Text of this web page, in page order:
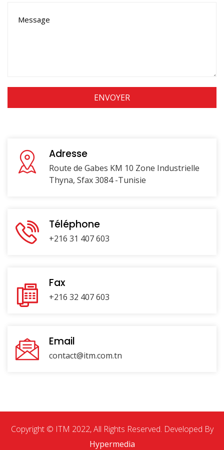
Adresse
Route de Gabes KM 10 Zone Industrielle
Thyna, Sfax 3084 -Tunisie
Téléphone
+216 31 407 603
Fax
+216 32 407 603
Email
contact@itm.com.tn
Copyright © ITM 2022, All Rights Reserved. Developed By
Hypermedia